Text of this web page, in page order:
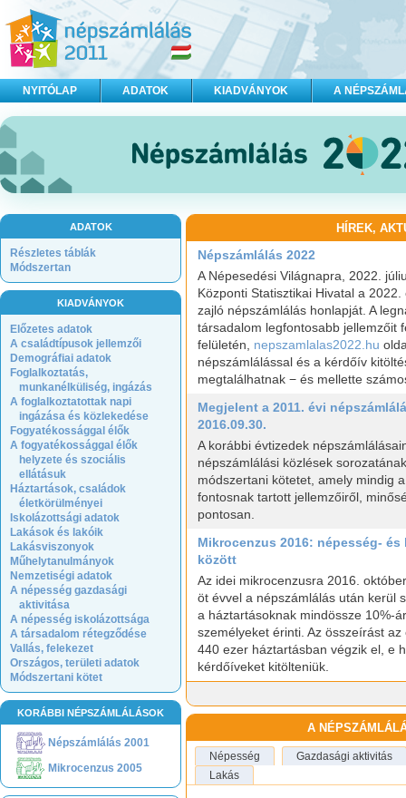
NYITÓLAP ADATOK KIADVÁNYOK A
ADATOK
Részletes táblák
Módszertan
KIADVÁNYOK
Előzetes adatok
A családtípusok jellemzői
Demográfiai adatok
Foglalkoztatás,
munkanélküliség, ingázás
A foglalkoztatottak napi
ingázása és közlekedése
Fogyatékossággal élők
A fogyatékossággal élők
helyzete és szociális
ellátásuk
Háztartások, családok
életkörülményei
Iskolázottsági adatok
Lakások és lakóik
Lakásviszonyok
Műhelytanulmányok
Nemzetiségi adatok
A népesség gazdasági
aktivitása
A népesség iskolázottsága
A társadalom rétegződése
Vallás, felekezet
Országos, területi adatok
Módszertani kötet
KORÁBBI NÉPSZÁMLÁLÁSOK
Népszámlálás 2001
Mikrocenzus 2005
HÍREK,
Népszámlálás 2022
A Népesedési Világnapra, 2022.
Központi Statisztikai Hivatal a
zajló népszámlálás honlapját. A
társadalom legfontosabb jellemzőit
felületén, nepszamlalas2022.hu
népszámlálással és a kérdőív
megtalálhatnak − és mellette
Megjelent a 2011. évi
2016.09.30.
A korábbi évtizedek
népszámlálási közlések
módszertani kötetet, amely mindig
fontosnak tartott jellemzőiről,
pontosan.
Mikrocenzus 2016: népesség-
között
Az idei mikrocenzusra 2016.
öt évvel a népszámlálás után kerül
a háztartásoknak mindössze 10%-
személyeket érinti. Az összeírást
440 ezer háztartásban végzik el, e
kérdőíveket kitölteniük.
A
Népesség
Gazdasági aktivitás
Lakás